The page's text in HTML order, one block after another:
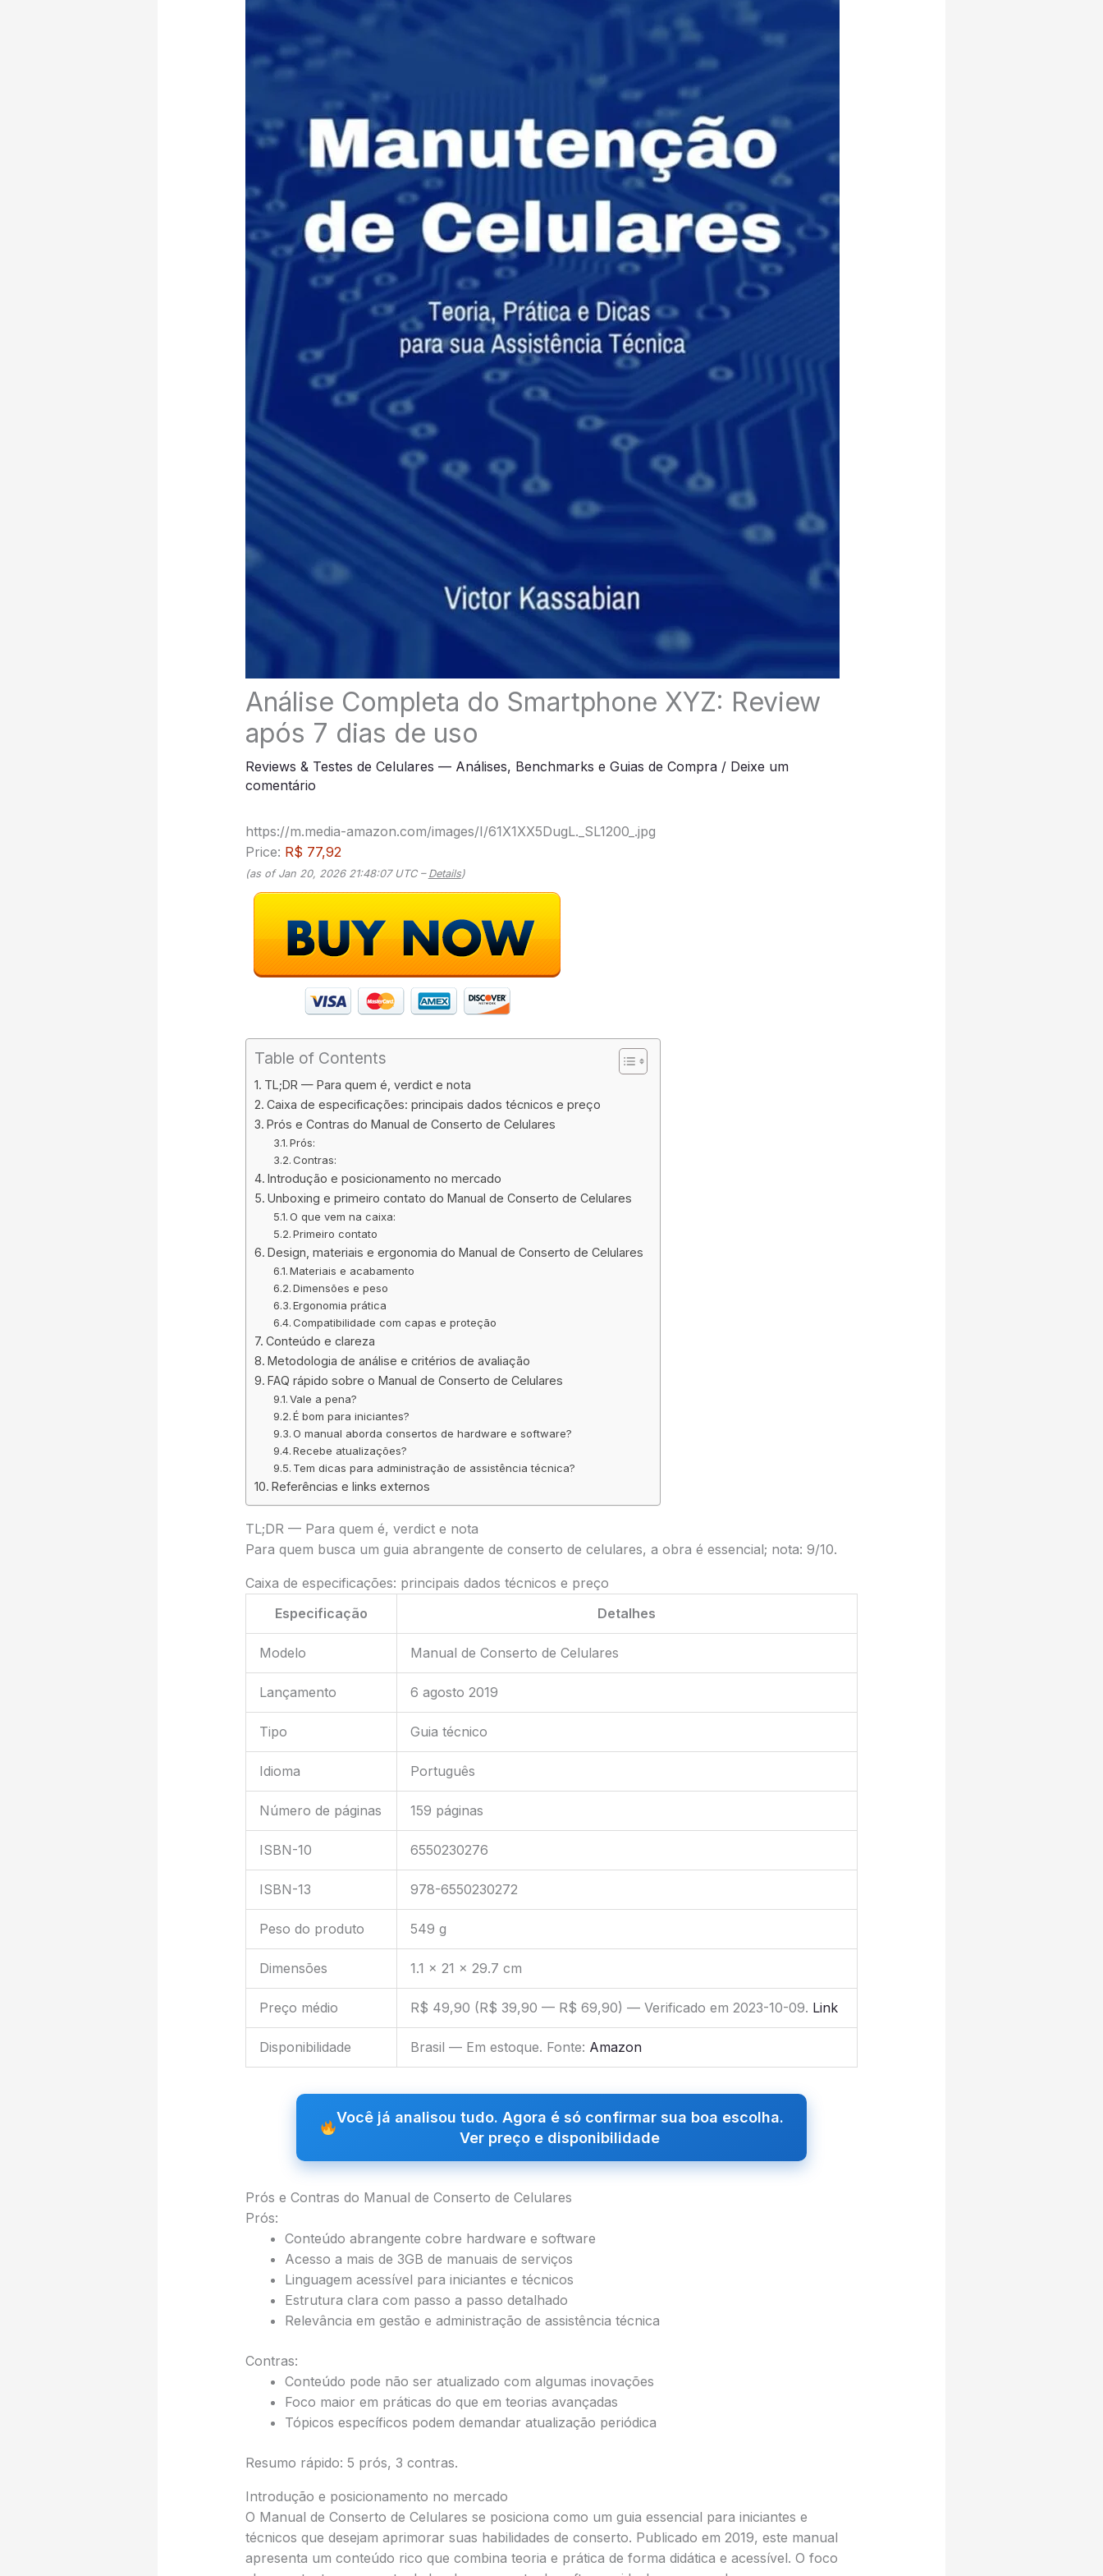
Análise Completa do Smartphone XYZ: Review
após 7 dias de uso
Reviews & Testes de Celulares — Análises, Benchmarks e Guias de Compra/ Deixe um
comentário
https://m.media-amazon.com/images/I/61X1XX5DugL._SL1200_.jpg
Price: R$ 77,92
(as of Jan 20, 2026 21:48:07 UTC – Details)
Table of Contents
TL;DR — Para quem é, verdict e nota
Caixa de especificações: principais dados técnicos e preço
Prós e Contras do Manual de Conserto de Celulares
Prós:
Contras:
Introdução e posicionamento no mercado
Unboxing e primeiro contato do Manual de Conserto de Celulares
O que vem na caixa:
Primeiro contato
Design, materiais e ergonomia do Manual de Conserto de Celulares
Materiais e acabamento
Dimensões e peso
Ergonomia prática
Compatibilidade com capas e proteção
Conteúdo e clareza
Metodologia de análise e critérios de avaliação
FAQ rápido sobre o Manual de Conserto de Celulares
Vale a pena?
É bom para iniciantes?
O manual aborda consertos de hardware e software?
Recebe atualizações?
Tem dicas para administração de assistência técnica?
Referências e links externos
TL;DR — Para quem é, verdict e nota
Para quem busca um guia abrangente de conserto de celulares, a obra é essencial; nota: 9/10.
Caixa de especificações: principais dados técnicos e preço
Especificação
Detalhes
Modelo Manual de Conserto de Celulares
Lançamento 6 agosto 2019
Tipo Guia técnico
Idioma Português
Número de páginas 159 páginas
ISBN-10 6550230276
ISBN-13 978-6550230272
Peso do produto 549 g
Dimensões 1.1 x 21 x 29.7 cm
Preço médio R$ 49,90 (R$ 39,90 — R$ 69,90) — Verificado em 2023-10-09. Link
Disponibilidade Brasil — Em estoque. Fonte: Amazon
Você já analisou tudo. Agora é só confirmar sua boa escolha.
Ver preço e disponibilidade
Prós e Contras do Manual de Conserto de Celulares
Prós:
Conteúdo abrangente cobre hardware e software
Acesso a mais de 3GB de manuais de serviços
Linguagem acessível para iniciantes e técnicos
Estrutura clara com passo a passo detalhado
Relevância em gestão e administração de assistência técnica
Contras:
Conteúdo pode não ser atualizado com algumas inovações
Foco maior em práticas do que em teorias avançadas
Tópicos específicos podem demandar atualização periódica
Resumo rápido: 5 prós, 3 contras.
Introdução e posicionamento no mercado
O Manual de Conserto de Celulares se posiciona como um guia essencial para iniciantes e
técnicos que desejam aprimorar suas habilidades de conserto. Publicado em 2019, este manual
apresenta um conteúdo rico que combina teoria e prática de forma didática e acessível. O foco